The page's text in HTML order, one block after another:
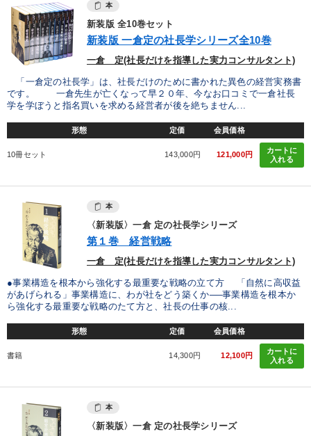
本
新装版 全10巻セット
新装版 一倉定の社長学シリーズ全10巻
一倉 定(社長だけを指導した実力コンサルタント)
「一倉定の社長学」は、社長だけのために書かれた異色の経営実務書
です。 一倉先生が亡くなって早２０年、今なお口コミで一倉社長
学を学ぼうと指名買いを求める経営者が後を絶ちません...
形態 定価 会員価格
10冊セット 143,000円 121,000円
カートに
入れる
本
〈新装版〉一倉 定の社長学シリーズ
第１巻 経営戦略
一倉 定(社長だけを指導した実力コンサルタント)
●事業構造を根本から強化する最重要な戦略の立て方 「自然に高収益
があげられる」事業構造に、わが社をどう築くか──事業構造を根本か
ら強化する最重要な戦略のたて方と、社長の仕事の核...
形態 定価 会員価格
書籍 14,300円 12,100円
カートに
入れる
本
〈新装版〉一倉 定の社長学シリーズ